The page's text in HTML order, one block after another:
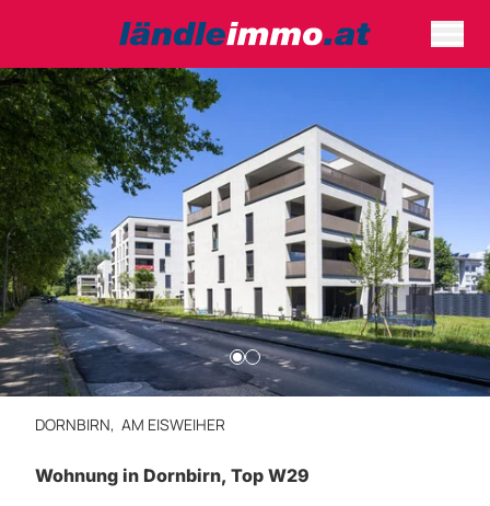
DORNBIRN, AM EISWEIHER
Wohnung in Dornbirn, Top W29